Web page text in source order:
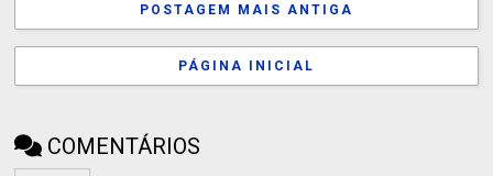
POSTAGEM MAIS ANTIGA
PÁGINA INICIAL
COMENTÁRIOS